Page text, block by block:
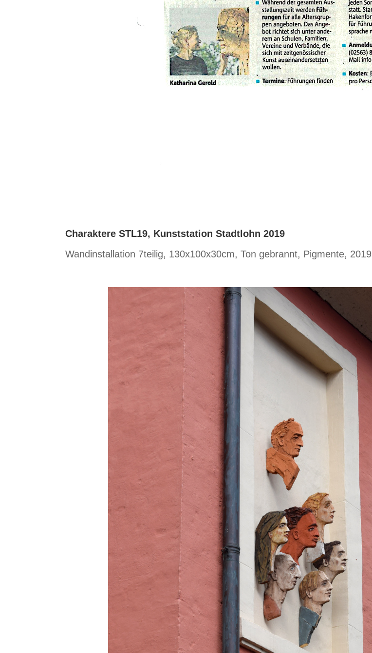
Charaktere STL19, Kunststation Stadtlohn 2019
Wandinstallation 7teilig, 130x100x30cm, Ton gebrannt, Pigmente, 2019